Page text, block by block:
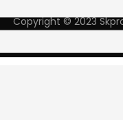
Copyright © 2023